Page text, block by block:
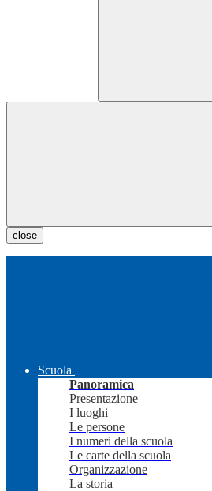
close
Scuola
Panoramica
Presentazione
I luoghi
Le persone
I numeri della scuola
Le carte della scuola
Organizzazione
La storia